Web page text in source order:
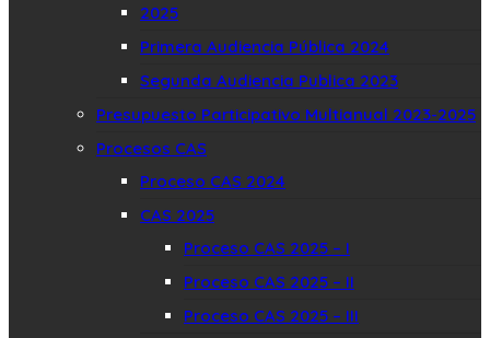
2025
Primera Audiencia Pública 2024
Segunda Audiencia Publica 2023
Presupuesto Participativo Multianual 2023-2025
Procesos CAS
Proceso CAS 2024
CAS 2025
Proceso CAS 2025 – I
Proceso CAS 2025 – II
Proceso CAS 2025 – III